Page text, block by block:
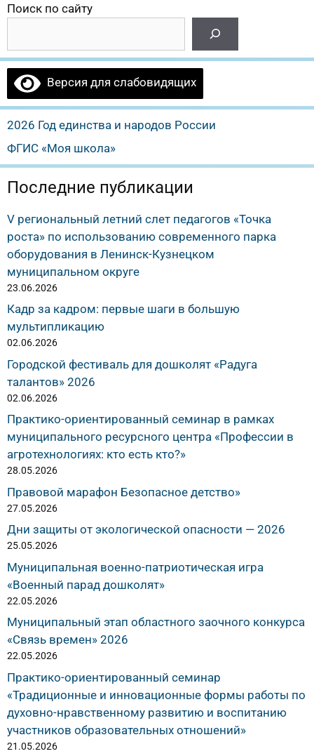
Поиск по сайту
Версия для слабовидящих
2026 Год единства и народов России
ФГИС «Моя школа»
Последние публикации
V региональный летний слет педагогов «Точка
роста» по использованию современного парка
оборудования в Ленинск-Кузнецком
муниципальном округе
23.06.2026
Кадр за кадром: первые шаги в большую
мультипликацию
02.06.2026
Городской фестиваль для дошколят «Радуга
талантов» 2026
02.06.2026
Практико-ориентированный семинар в рамках
муниципального ресурсного центра «Профессии в
агротехнологиях: кто есть кто?»
28.05.2026
Правовой марафон Безопасное детство»
27.05.2026
Дни защиты от экологической опасности — 2026
25.05.2026
Муниципальная военно-патриотическая игра
«Военный парад дошколят»
22.05.2026
Муниципальный этап областного заочного конкурса
«Связь времен» 2026
22.05.2026
Практико-ориентированный семинар
«Традиционные и инновационные формы работы по
духовно-нравственному развитию и воспитанию
участников образовательных отношений»
21.05.2026